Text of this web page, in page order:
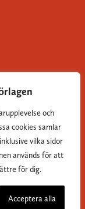
och
cookies samlar
vilka sidor
används för att
för dig.
Acceptera alla